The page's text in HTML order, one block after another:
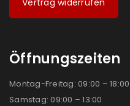
Öffnungszeiten
Montag-Freitag: 09:00 – 18:00
Samstag: 09:00 – 13:00